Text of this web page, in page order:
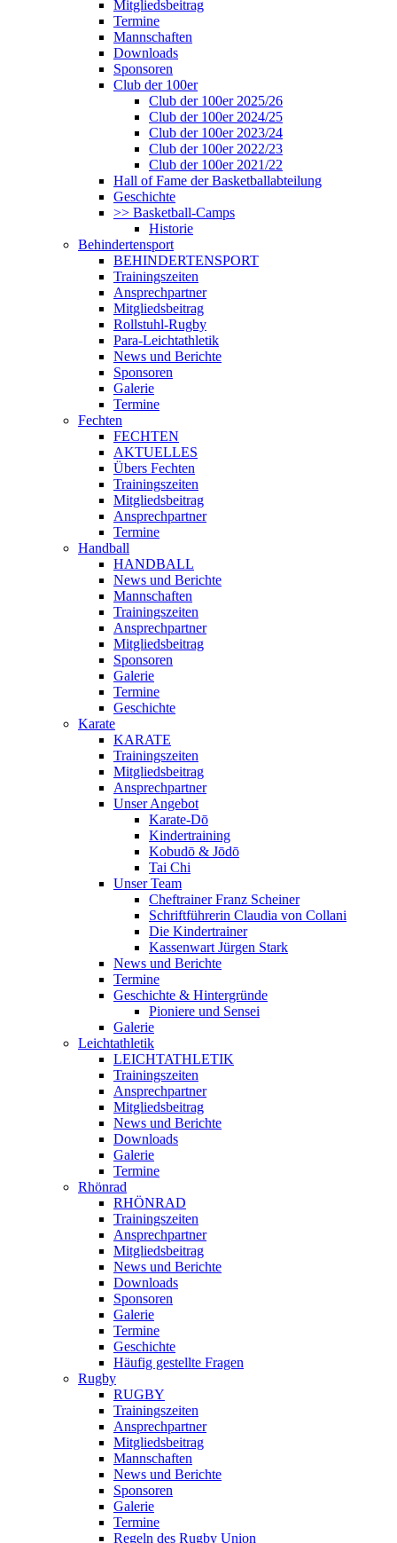
Mitgliedsbeitrag
Termine
Mannschaften
Downloads
Sponsoren
Club der 100er
Club der 100er 2025/26
Club der 100er 2024/25
Club der 100er 2023/24
Club der 100er 2022/23
Club der 100er 2021/22
Hall of Fame der Basketballabteilung
Geschichte
>> Basketball-Camps
Historie
Behindertensport
BEHINDERTENSPORT
Trainingszeiten
Ansprechpartner
Mitgliedsbeitrag
Rollstuhl-Rugby
Para-Leichtathletik
News und Berichte
Sponsoren
Galerie
Termine
Fechten
FECHTEN
AKTUELLES
Übers Fechten
Trainingszeiten
Mitgliedsbeitrag
Ansprechpartner
Termine
Handball
HANDBALL
News und Berichte
Mannschaften
Trainingszeiten
Ansprechpartner
Mitgliedsbeitrag
Sponsoren
Galerie
Termine
Geschichte
Karate
KARATE
Trainingszeiten
Mitgliedsbeitrag
Ansprechpartner
Unser Angebot
Karate-Dō
Kindertraining
Kobudō & Jōdō
Tai Chi
Unser Team
Cheftrainer Franz Scheiner
Schriftführerin Claudia von Collani
Die Kindertrainer
Kassenwart Jürgen Stark
News und Berichte
Termine
Geschichte & Hintergründe
Pioniere und Sensei
Galerie
Leichtathletik
LEICHTATHLETIK
Trainingszeiten
Ansprechpartner
Mitgliedsbeitrag
News und Berichte
Downloads
Galerie
Termine
Rhönrad
RHÖNRAD
Trainingszeiten
Ansprechpartner
Mitgliedsbeitrag
News und Berichte
Downloads
Sponsoren
Galerie
Termine
Geschichte
Häufig gestellte Fragen
Rugby
RUGBY
Trainingszeiten
Ansprechpartner
Mitgliedsbeitrag
Mannschaften
News und Berichte
Sponsoren
Galerie
Termine
Regeln des Rugby Union